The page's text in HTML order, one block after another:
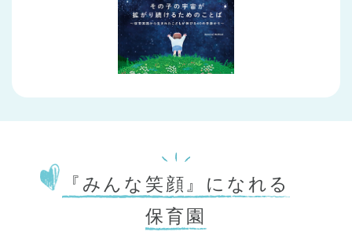
埼玉県
兵庫県
『みんな笑顔』になれる
保育園